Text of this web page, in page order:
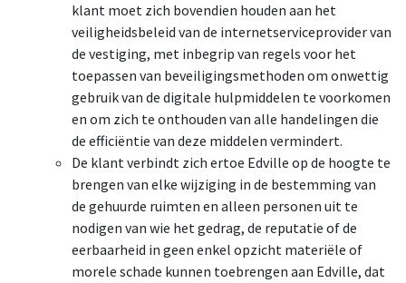
klant moet zich bovendien houden aan het
veiligheidsbeleid van de internetserviceprovider van
de vestiging, met inbegrip van regels voor het
toepassen van beveiligingsmethoden om onwettig
gebruik van de digitale hulpmiddelen te voorkomen
en om zich te onthouden van alle handelingen die
de efficiëntie van deze middelen vermindert.
De klant verbindt zich ertoe Edville op de hoogte te
brengen van elke wijziging in de bestemming van
de gehuurde ruimten en alleen personen uit te
nodigen van wie het gedrag, de reputatie of de
eerbaarheid in geen enkel opzicht materiële of
morele schade kunnen toebrengen aan Edville, dat